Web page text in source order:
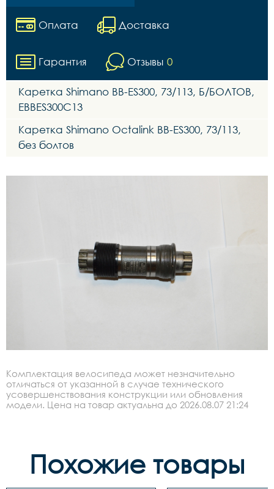
Оплата Доставка
Гарантия Отзывы 0
Каретка Shimano BB-ES300, 73/113, Б/БОЛТОВ,
EBBES300C13
Каретка Shimano Octalink BB-ES300, 73/113,
без болтов
Комплектация велосипеда может незначительно
отличаться от указанной в случае технического
усовершенствования конструкции или обновления
модели. Цена на товар актуальна до 2026.08.07 21:24
Похожие товары